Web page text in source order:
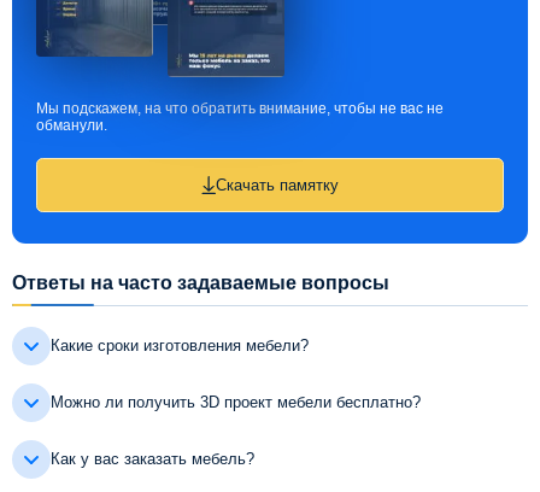
Мы подскажем, на что обратить внимание, чтобы не вас не
обманули.
Скачать памятку
Ответы на часто задаваемые вопросы
Какие сроки изготовления мебели?
Можно ли получить 3D проект мебели бесплатно?
Как у вас заказать мебель?